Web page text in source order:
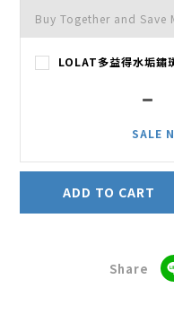
Buy Together and Save
LOLAT多益得水垢
SALE
ADD TO CART
Share